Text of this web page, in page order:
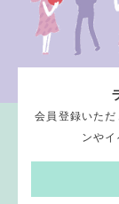
会員登録いた
ンや